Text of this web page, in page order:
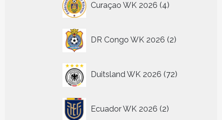
Curaçao WK 2026 4
producten
DR Congo WK 2026 2
producten
Duitsland WK 2026 72
producten
Ecuador WK 2026 2
producten